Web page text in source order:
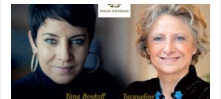
à
Marrakech
de
Yana
Boukoff
et
de
Jacqueline
Bourgès-
Maunoury